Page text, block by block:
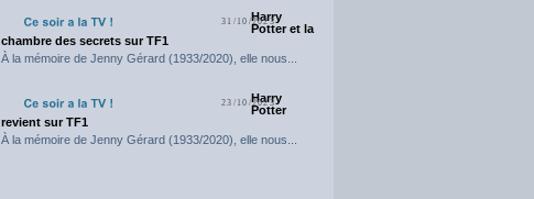
31/10/2023
Harry
Potter et la
chambre des secrets sur TF1
À la mémoire de Jenny Gérard (1933/2020), elle nous...
23/10/2023
Harry
Potter
revient sur TF1
À la mémoire de Jenny Gérard (1933/2020), elle nous...